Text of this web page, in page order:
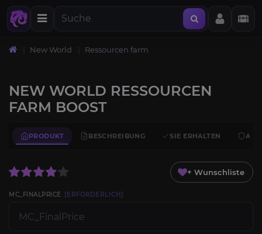
New World Ressourcen farm
NEW WORLD RESSOURCEN
FARM BOOST
PRODUKT BESCHREIBUNG SIE ERHALTEN
+ Wunschliste
MC_FINALPRICE [ERFORDERLICH]